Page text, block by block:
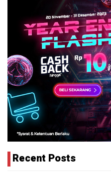
Recent Posts